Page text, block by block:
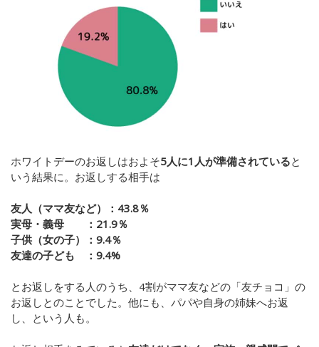
ホワイトデーのお返しはおよそ5人に1人が準備されていると
いう結果に。お返しする相手は
友人（ママ友など）：43.8％
実母・義母 ：21.9％
子供（女の子）：9.4％
友達の子ども ：9.4%
とお返しをする人のうち、4割がママ友などの「友チョコ」の
お返しとのことでした。他にも、パパや自身の姉妹へお返
し、という人も。